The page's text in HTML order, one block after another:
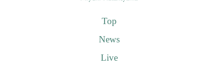
Top
News
Live